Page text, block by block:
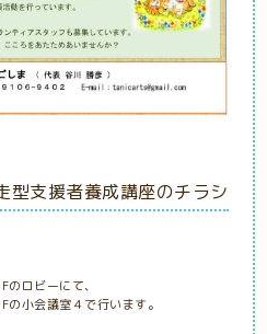
型支援者養成講座のチラシ
ロビーにて、
小会議室４で行います。